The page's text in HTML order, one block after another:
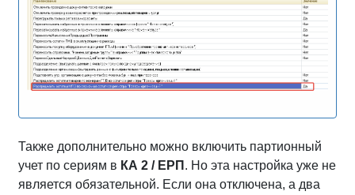
Также дополнительно можно включить партионный
учет по сериям в КА 2 / ЕРП . Но эта настройка уже не
является обязательной. Если она отключена, а два